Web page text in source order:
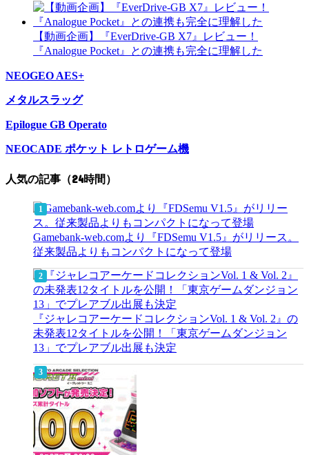
【動画企画】『EverDrive-GB X7』レビュー！
『Analogue Pocket』との連携も完全に理解した
NEOGEO AES+
メタルスラッグ
Epilogue GB Operato
NEOCADE ポケット レトロゲーム機
人気の記事（24時間）
Gamebank-web.comより『FDSemu V1.5』がリリース。
従来製品よりもコンパクトになって登場
『ジャレコアーケードコレクションVol. 1 & Vol. 2』の
未発表12タイトルを公開！「東京ゲームダンジョン
13」でプレアブル出展も決定